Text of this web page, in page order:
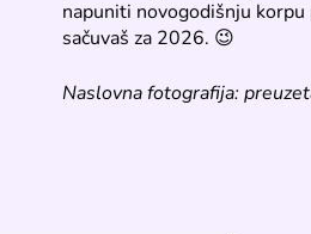
napuniti novogodišnju
sačuvaš za 2026. 😉
Naslovna fotografija: